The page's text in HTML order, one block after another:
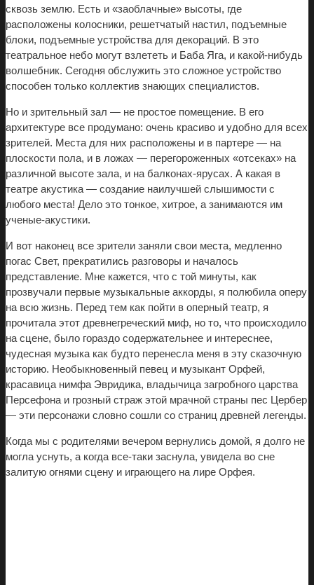
сквозь землю. Есть и «заоблачные» высоты, где
расположены колосники, решетчатый настил, подъемные
блоки, подъемные устройства для декораций. В это
театральное небо могут взлететь и Баба Яга, и какой-нибудь
волшебник. Сегодня обслужить это сложное устройство
способен только коллектив знающих специалистов.
Но и зрительный зал — не простое помещение. В его
архитектуре все продумано: очень красиво и удобно для всех
зрителей. Места для них расположены и в партере — на
плоскости пола, и в ложах — перегороженных «отсеках» на
различной высоте зала, и на балконах-ярусах. А какая в
театре акустика — создание наилучшей слышимости с
любого места! Дело это тонкое, хитрое, а занимаются им
ученые-акустики.
И вот наконец все зрители заняли свои места, медленно
погас Свет, прекратились разговоры и началось
представление. Мне кажется, что с той минуты, как
прозвучали первые музыкальные аккорды, я полюбила оперу
на всю жизнь. Перед тем как пойти в оперный театр, я
прочитала этот древнегреческий миф, но то, что происходило
на сцене, было гораздо содержательнее и интереснее,
чудесная музыка как будто перенесла меня в эту сказочную
историю. Необыкновенный певец и музыкант Орфей,
красавица нимфа Эвридика, владычица загробного царства
Персефона и грозный страж этой мрачной страны пес Цербер
— эти персонажи словно сошли со страниц древней легенды.
Когда мы с родителями вечером вернулись домой, я долго не
могла уснуть, а когда все-таки заснула, увидела во сне
залитую огнями сцену и играющего на лире Орфея.